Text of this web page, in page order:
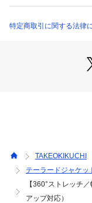
ットに仕上げていま
出来る快適なジャケ
洗濯時に水抜けしや
無地柄素材で近年非
【おすすめスタイリ
インナーにはテーラ
特定商取引に関する法律
TAKEOKIKUCHI
テーラードジャケッ
【360°ストレッチ
アップ対応）